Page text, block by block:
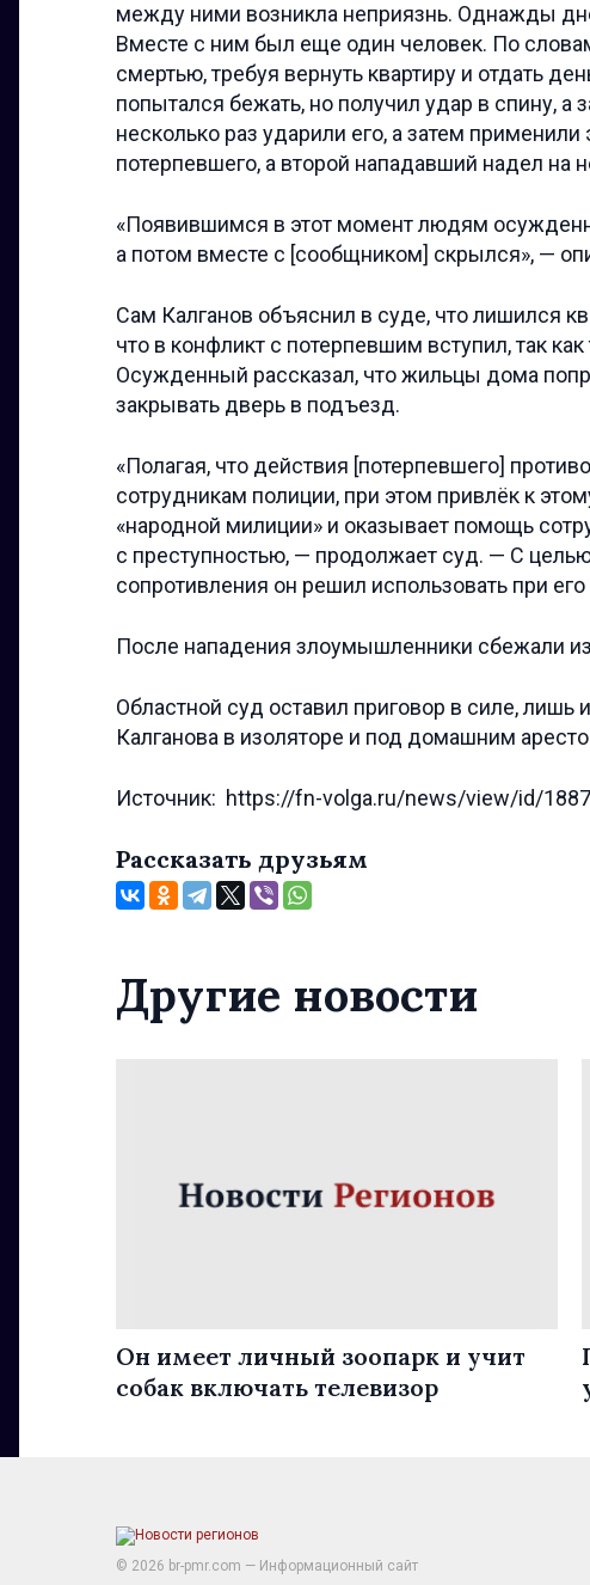
между ними возникла неприязнь. Однажды
Вместе с ним был еще один человек. По
смертью, требуя вернуть квартиру и отдать
попытался бежать, но получил удар в спину,
несколько раз ударили его, а затем
потерпевшего, а второй нападавший надел на
«Появившимся в этот момент людям
а потом вместе с [сообщником] скрылся», —
Сам Калганов объяснил в суде, что лишился
что в конфликт с потерпевшим вступил, так
Осужденный рассказал, что жильцы дома
закрывать дверь в подъезд.
«Полагая, что действия [потерпевшего]
сотрудникам полиции, при этом привлёк к
«народной милиции» и оказывает помощь
с преступностью, — продолжает суд. — С
сопротивления он решил использовать при
После нападения злоумышленники сбежали
Областной суд оставил приговор в силе,
Калганова в изоляторе и под домашним
Источник: https://fn-volga.ru/news/view/id/
Рассказать друзьям
Другие новости
Он имеет личный зоопарк и учит
собак включать телевизор
© 2026 br-pmr.com — Информационный сайт